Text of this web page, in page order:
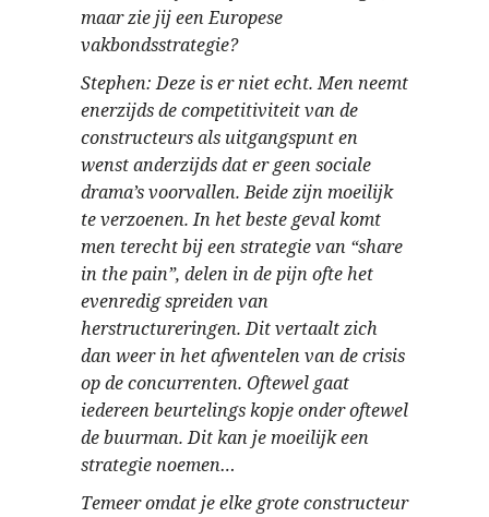
maar zie jij een Europese
vakbondsstrategie?
Stephen: Deze is er niet echt. Men neemt
enerzijds de competitiviteit van de
constructeurs als uitgangspunt en
wenst anderzijds dat er geen sociale
drama’s voorvallen. Beide zijn moeilijk
te verzoenen. In het beste geval komt
men terecht bij een strategie van “share
in the pain”, delen in de pijn ofte het
evenredig spreiden van
herstructureringen. Dit vertaalt zich
dan weer in het afwentelen van de crisis
op de concurrenten. Oftewel gaat
iedereen beurtelings kopje onder oftewel
de buurman. Dit kan je moeilijk een
strategie noemen…
Temeer omdat je elke grote constructeur